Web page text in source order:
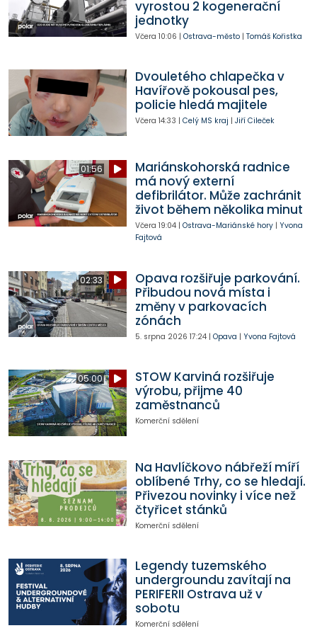
vyrostou 2 kogenerační
jednotky
Včera 10:06 | Ostrava-město| Tomáš Kořistka
Dvouletého chlapečka v
Havířově pokousal pes,
policie hledá majitele
Včera 14:33 | Celý MS kraj | Jiří Cileček
01:56
Mariánskohorská radnice
má nový externí
defibrilátor. Může zachránit
život během několika minut
Včera 19:04| Ostrava-Mariánské hory| Yvona
Fajtová
02:33
Opava rozšiřuje parkování.
Přibudou nová místa i
změny v parkovacích
zónách
5. srpna 2026 17:24| Opava | Yvona Fajtová
05:00
STOW Karviná rozšiřuje
výrobu, přijme 40
zaměstnanců
Komerční sdělení
Na Havlíčkovo nábřeží míří
oblíbené Trhy, co se hledají.
Přivezou novinky i více než
čtyřicet stánků
Komerční sdělení
Legendy tuzemského
undergroundu zavítají na
PERIFERII Ostrava už v
sobotu
Komerční sdělení